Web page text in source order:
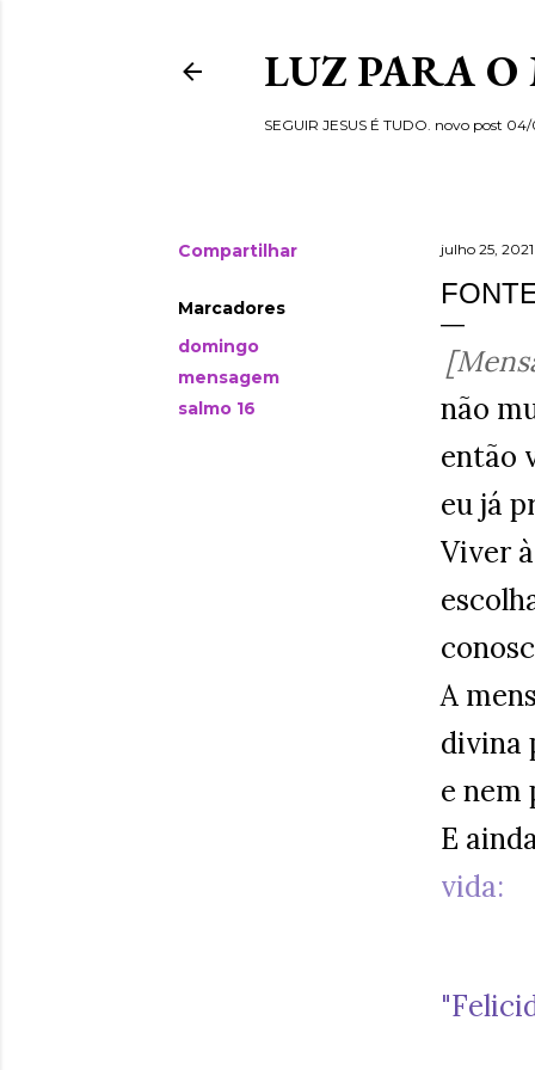
LUZ PARA
SEGUIR JESUS É TUDO. novo post
Compartilhar
Marcadores
domingo
mensagem
salmo 16
julho 25, 2021
não
então
eu já
Viver
A
divina
e nem
E
vida: